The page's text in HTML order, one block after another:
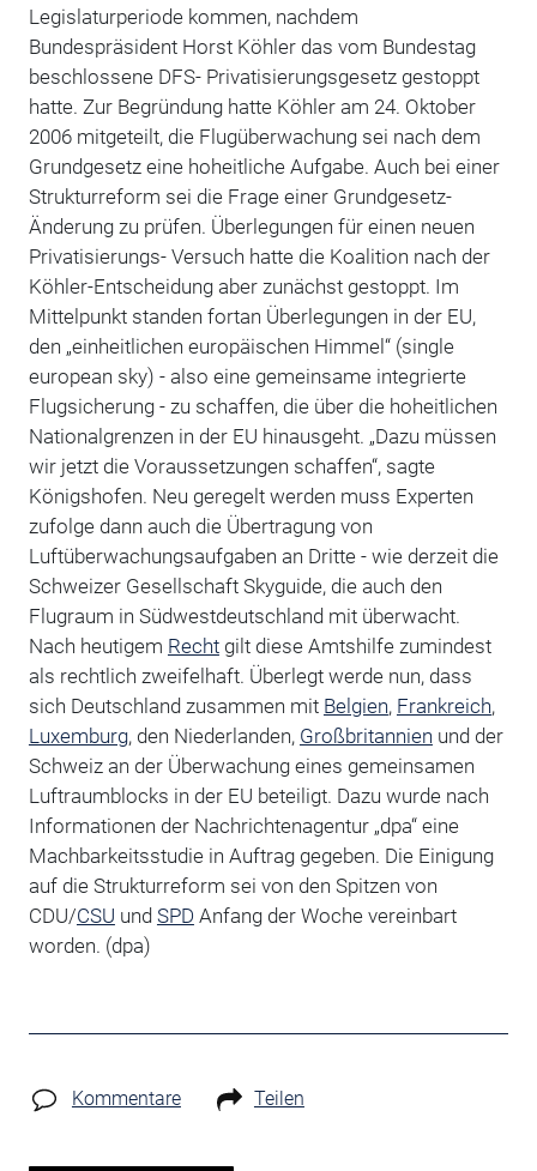
Legislaturperiode kommen, nachdem
Bundespräsident Horst Köhler das vom Bundestag
beschlossene DFS- Privatisierungsgesetz gestoppt
hatte. Zur Begründung hatte Köhler am 24. Oktober
2006 mitgeteilt, die Flugüberwachung sei nach dem
Grundgesetz eine hoheitliche Aufgabe. Auch bei einer
Strukturreform sei die Frage einer Grundgesetz-
Änderung zu prüfen. Überlegungen für einen neuen
Privatisierungs- Versuch hatte die Koalition nach der
Köhler-Entscheidung aber zunächst gestoppt. Im
Mittelpunkt standen fortan Überlegungen in der EU,
den „einheitlichen europäischen Himmel“ (single
european sky) - also eine gemeinsame integrierte
Flugsicherung - zu schaffen, die über die hoheitlichen
Nationalgrenzen in der EU hinausgeht. „Dazu müssen
wir jetzt die Voraussetzungen schaffen“, sagte
Königshofen. Neu geregelt werden muss Experten
zufolge dann auch die Übertragung von
Luftüberwachungsaufgaben an Dritte - wie derzeit die
Schweizer Gesellschaft Skyguide, die auch den
Flugraum in Südwestdeutschland mit überwacht.
Nach heutigem Rechtgilt diese Amtshilfe zumindest
als rechtlich zweifelhaft. Überlegt werde nun, dass
sich Deutschland zusammen mit Belgien, Frankreich,
Luxemburg, den Niederlanden, Großbritannien und der
Schweiz an der Überwachung eines gemeinsamen
Luftraumblocks in der EU beteiligt. Dazu wurde nach
Informationen der Nachrichtenagentur „dpa“ eine
Machbarkeitsstudie in Auftrag gegeben. Die Einigung
auf die Strukturreform sei von den Spitzen von
CDU/CSU und SPD Anfang der Woche vereinbart
worden. (dpa)
Kommentare Teilen